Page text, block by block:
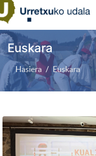
Euskara
Hasiera Euskara